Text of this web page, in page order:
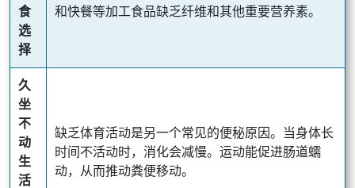
食
选
择
和快餐等加工食品缺乏纤维和其他重要营养素。
久
坐
不
动
生
活
缺乏体育活动是另一个常见的便秘原因。当身体长
时间不活动时，消化会减慢。运动能促进肠道蠕
动，从而推动粪便移动。